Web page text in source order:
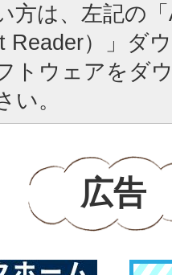
方は、左記の
Reader）」ダ
トウェアをダ
い。
広告